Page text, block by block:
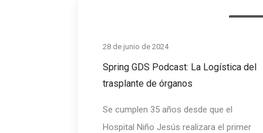
28 de junio de 2024
Spring GDS Podcast: La Logística del
trasplante de órganos
Se cumplen 35 años desde que el
Hospital Niño Jesús realizara el primer